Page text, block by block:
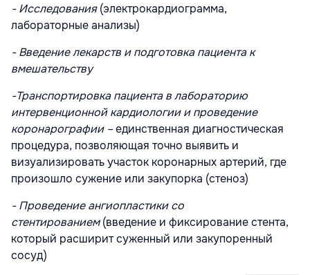
- Исследования(электрокардиограмма,
лабораторные анализы)
- Введение лекарств и подготовка пациента к
вмешательству
-Транспортировка пациента в лабораторию
интервенционной кардиологии и проведение
коронарографии –единственная диагностическая
процедура, позволяющая точно выявить и
визуализировать участок коронарных артерий, где
произошло сужение или закупорка (стеноз)
- Проведение ангиопластики со
стентированием(введение и фиксирование стента,
который расширит суженный или закупоренный
сосуд)